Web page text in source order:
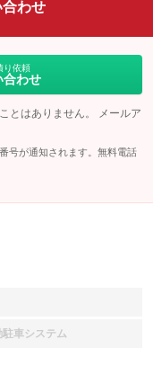
わせ
り依頼
合わせ
とはありません。 メールア
号が通知されます。無料電話
駐車システム
備なし